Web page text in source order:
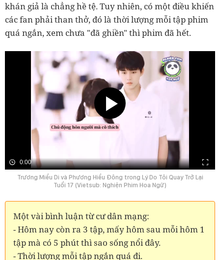
khán giả là chẳng hề tệ. Tuy nhiên, có một điều khiến
các fan phải than thở, đó là thời lượng mỗi tập phim
quá ngắn, xem chưa "đã ghiền" thì phim đã hết.
0:00
Trương Miểu Di và Phương Hiểu Đông trong Lý Do Tôi Quay Trở Lại
Tuổi 17 (Vietsub: Nghiện Phim Hoa Ngữ)
Một vài bình luận từ cư dân mạng:
- Hôm nay còn ra 3 tập, mấy hôm sau mỗi hôm 1
tập mà có 5 phút thì sao sống nổi đây.
- Thời lượng mỗi tập ngắn quá đi.